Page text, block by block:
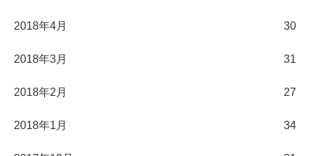
2018年4月 30
2018年3月 31
2018年2月 27
2018年1月 34